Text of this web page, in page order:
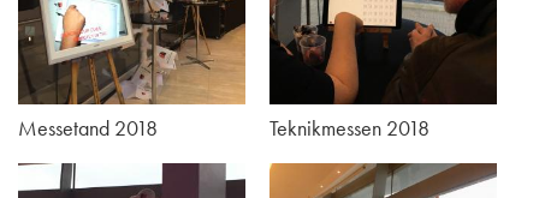
Messetand 2018 Teknikmessen 2018